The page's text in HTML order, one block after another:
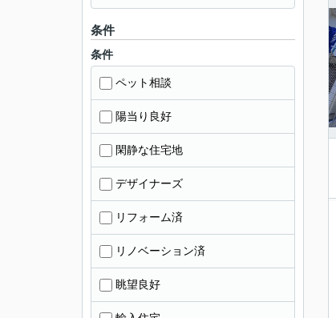
条件
条件
ペット相談
陽当り良好
閑静な住宅地
デザイナーズ
リフォーム済
リノベーション済
眺望良好